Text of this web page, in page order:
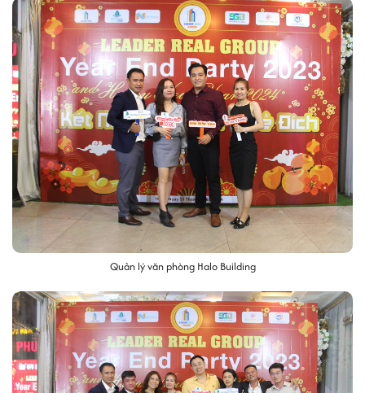
Quản lý văn phòng Halo Building